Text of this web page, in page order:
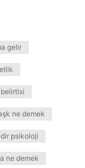
gelir
ne demek
psikoloji
ne demek